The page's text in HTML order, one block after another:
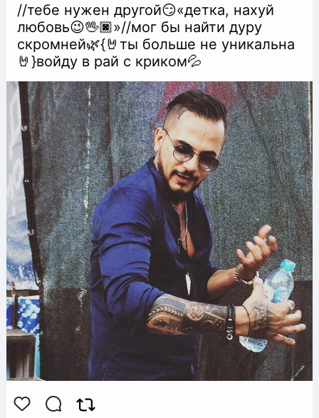
//тебе нужен другой😏«детка, нахуй
любовь😉🖖🏿»//мог бы найти дуру
скромней🌿{🤘ты больше не уникальна
🤘}войду в рай с криком💦